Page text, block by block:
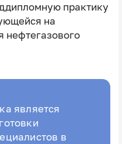
практику
на
нефтегазового
является
в